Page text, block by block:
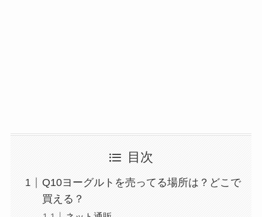
目次
Q10ヨーグルトを売ってる場所は？どこで
買える？